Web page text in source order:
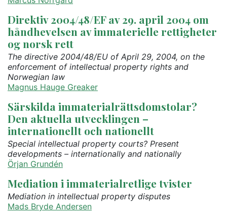
Direktiv 2004/48/EF av 29. april 2004 om
håndhevelsen av immaterielle rettigheter
og norsk rett
The directive 2004/48/EU of April 29, 2004, on the
enforcement of intellectual property rights and
Norwegian law
Magnus Hauge Greaker
Särskilda immaterialrättsdomstolar?
Den aktuella utvecklingen –
internationellt och nationellt
Special intellectual property courts? Present
developments – internationally and nationally
Örjan Grundén
Mediation i immaterialretlige tvister
Mediation in intellectual property disputes
Mads Bryde Andersen